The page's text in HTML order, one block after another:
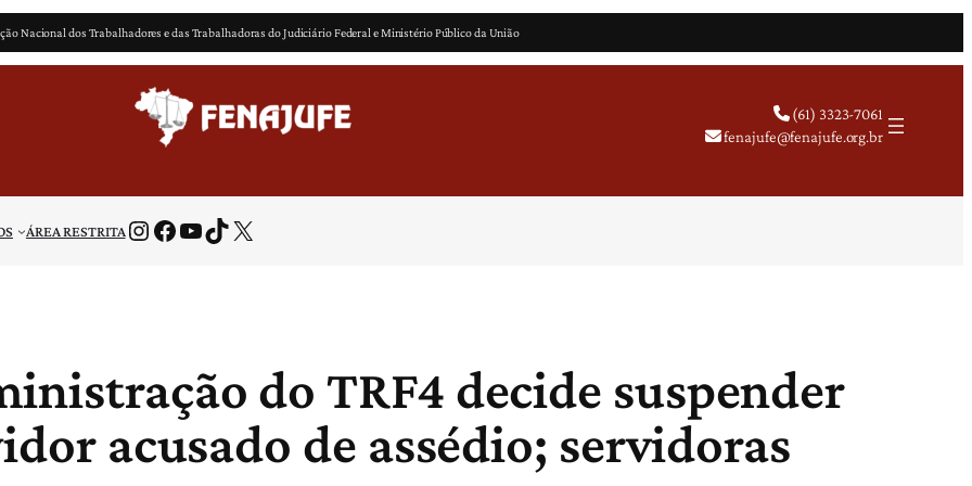
Nacional dos Trabalhadores e das Trabalhadoras do Judiciário Federal e Ministério Público da União
(61) 3323-7061
fenajufe@fenajufe.org.br
ÁREA RESTRITAInstagram Facebook Youtube TikTok X
do TRF4 decide suspender
acusado de assédio; servidoras